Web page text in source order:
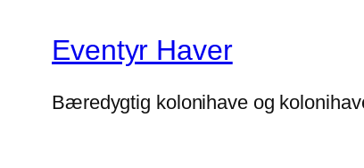
Eventyr Haver
Bæredygtig kolonihave og